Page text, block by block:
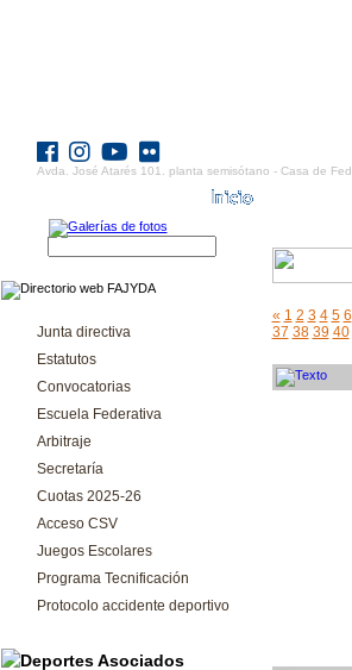
Avda. José Atarés 101. planta semisótano - Casa de
Junta directiva
Estatutos
Convocatorias
Escuela Federativa
Arbitraje
Secretaría
Cuotas 2025-26
Acceso CSV
Juegos Escolares
Programa Tecnificación
Protocolo accidente deportivo
« 1 2 3 4 5 6
37 38 39 40